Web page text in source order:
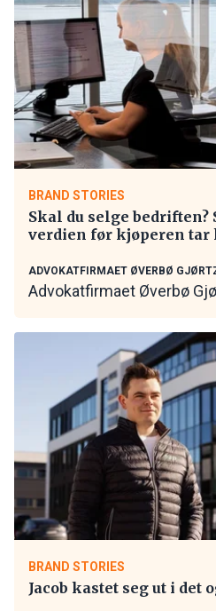
BRAND STORIES
Skal du selge
verdien før kjøperen tar
ADVOKATFIRMAET ØVERBØ
Advokatfirmaet Øverbø
BRAND STORIES
Jacob kastet seg ut i det